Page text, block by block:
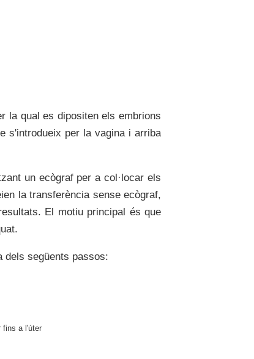
la qual es dipositen els embrions
s'introdueix per la vagina i arriba
un ecògraf per a col·locar els
la transferència sense ecògraf,
El motiu principal és que
dels següents passos:
fins a l'úter